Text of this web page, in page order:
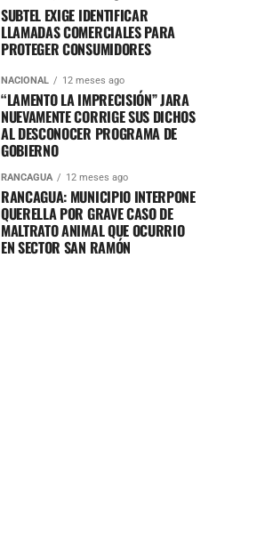
SUBTEL EXIGE IDENTIFICAR
LLAMADAS COMERCIALES PARA
PROTEGER CONSUMIDORES
NACIONAL 12 meses ago
“LAMENTO LA IMPRECISIÓN” JARA
NUEVAMENTE CORRIGE SUS DICHOS
AL DESCONOCER PROGRAMA DE
GOBIERNO
RANCAGUA 12 meses ago
RANCAGUA: MUNICIPIO INTERPONE
QUERELLA POR GRAVE CASO DE
MALTRATO ANIMAL QUE OCURRIO
EN SECTOR SAN RAMÓN